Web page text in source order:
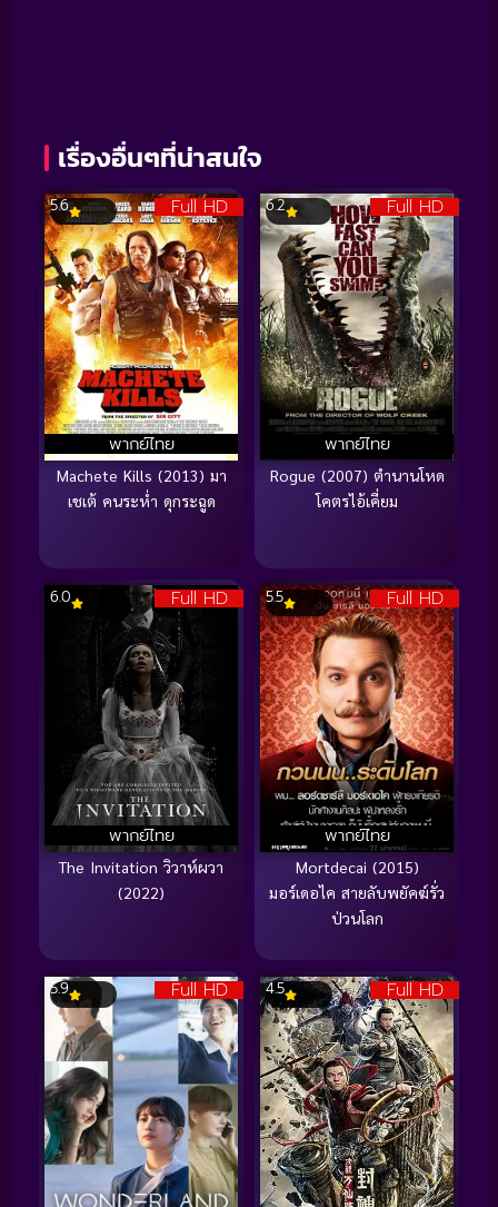
เรื่องอื่นๆที่น่าสนใจ
Full HD
พากย์ไทย
5.6
Machete Kills (2013) มา
เชเต้ คนระห่ำ ดุกระฉูด
Full HD
พากย์ไทย
6.2
Rogue (2007) ตำนานโหด
โคตรไอ้เคี่ยม
Full HD
พากย์ไทย
6.0
The Invitation วิวาห์ผวา
(2022)
Full HD
พากย์ไทย
5.5
Mortdecai (2015)
มอร์เดอไค สายลับพยัคฆ์รั่ว
ป่วนโลก
Full HD
5.9 Full HD
4.5